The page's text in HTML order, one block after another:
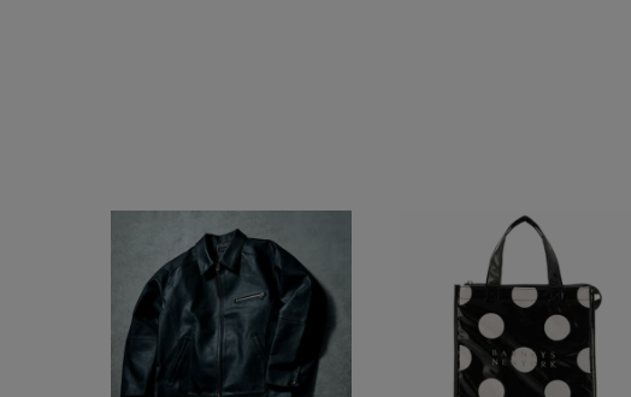
ATELIER AMBOISE
ATELIER EDITION
ATHENA NEW YORK